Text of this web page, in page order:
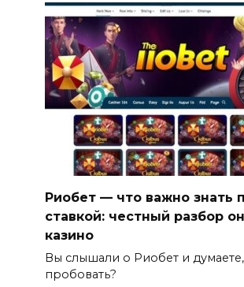
Риобет — что важно знать
ставкой: честный разбор
казино
Вы слышали о Риобет и думаете,
пробовать?